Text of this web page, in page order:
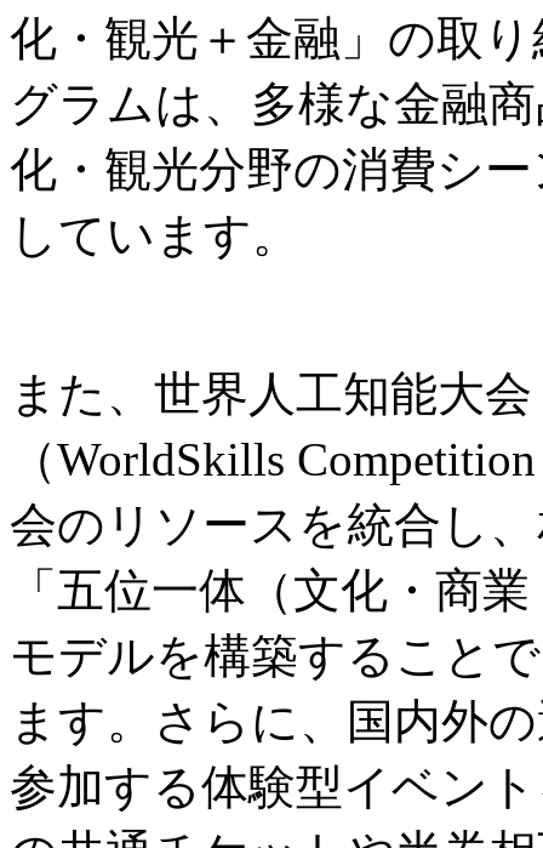
化・観光＋金融」の取
グラムは、多様な金融
化・観光分野の消費シ
しています。
また、世界人工知能大
（WorldSkills
会のリソースを統合し
「五位一体（文化・商
モデルを構築すること
ます。さらに、国内外
参加する体験型イベン